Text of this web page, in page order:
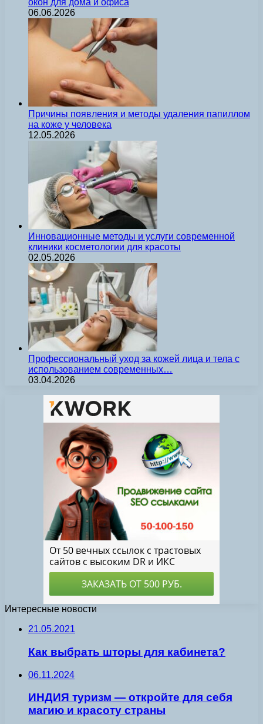
окон для дома и офиса
06.06.2026
Причины появления и методы удаления папиллом
на коже у человека
12.05.2026
Инновационные методы и услуги современной
клиники косметологии для красоты
02.05.2026
Профессиональный уход за кожей лица и тела с
использованием современных…
03.04.2026
Интересные новости
21.05.2021
Как выбрать шторы для кабинета?
06.11.2024
ИНДИЯ туризм — откройте для себя
магию и красоту страны